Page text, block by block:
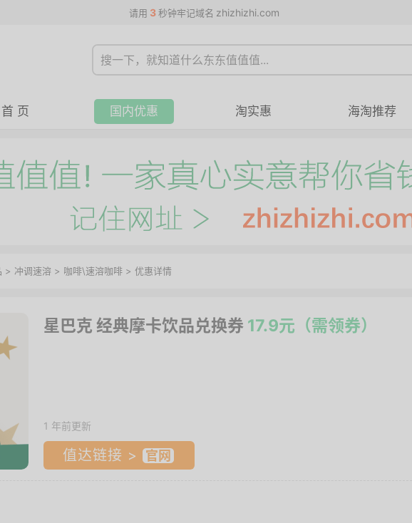
请用 3 秒钟牢记域名 zhizhizhi.com
首 页 国内优惠 淘实惠 海淘推荐
> 冲调速溶 > 咖啡\速溶咖啡 > 优惠详情
星巴克 经典摩卡饮品兑换券 17.9元（需领券）
1 年前更新
值达链接 >